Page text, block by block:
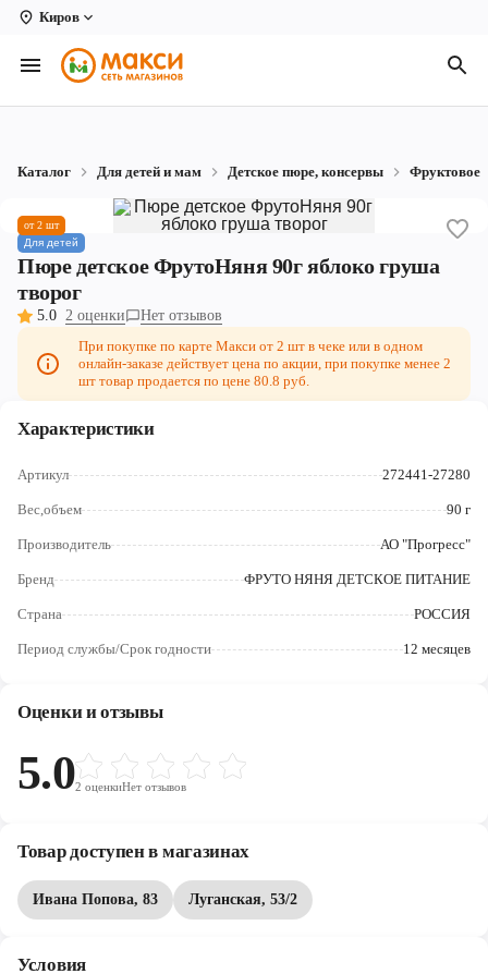
Киров
Вологда
Архангельск
Кирово-Чепецк
Коряжма
Котлас
Новодвинск
Ярославль
Каталог Для детей и мам Детское пюре, консервы Фруктовое
от 2 шт
Для детей
Пюре детское ФрутоНяня 90г яблоко груша
творог
5.0 2 оценки
Нет отзывов
При покупке по карте Макси от 2 шт в чеке или в одном
онлайн-заказе действует цена по акции, при покупке менее 2
шт товар продается по цене 80.8 руб.
Характеристики
Артикул 272441-27280
Вес,объем 90 г
Производитель АО "Прогресс"
Бренд ФРУТО НЯНЯ ДЕТСКОЕ ПИТАНИЕ
Страна РОССИЯ
Период службы/Срок годности 12 месяцев
Оценки и отзывы
5.02 оценкиНет отзывов
Товар доступен в магазинах
Ивана Попова, 83 Луганская, 53/2
Условия